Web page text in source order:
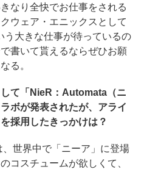
なり全快でお仕事をされる
ウェア・エニックスとして
う大きな仕事が待っているの
書いて貰えるならぜひお願
る。
て「NieR：Automata（ニ
ボが発表されたが、アライ
採用したきっかけは？
世界中で「ニーア」に登場
コスチュームが欲しくて、